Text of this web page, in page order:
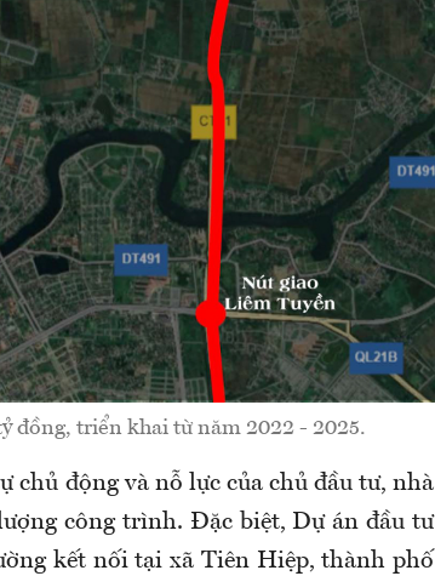
đồng, triển khai từ năm 2022 - 2025.
động và nỗ lực của chủ đầu tư, nhà
công trình. Đặc biệt, Dự án đầu tư
kết nối tại xã Tiên Hiệp, thành phố